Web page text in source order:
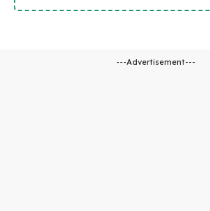
---Advertisement---